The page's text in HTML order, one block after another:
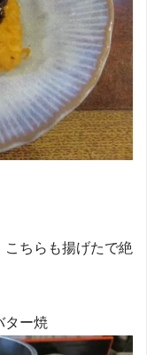
ちらも揚げたで絶
ター焼